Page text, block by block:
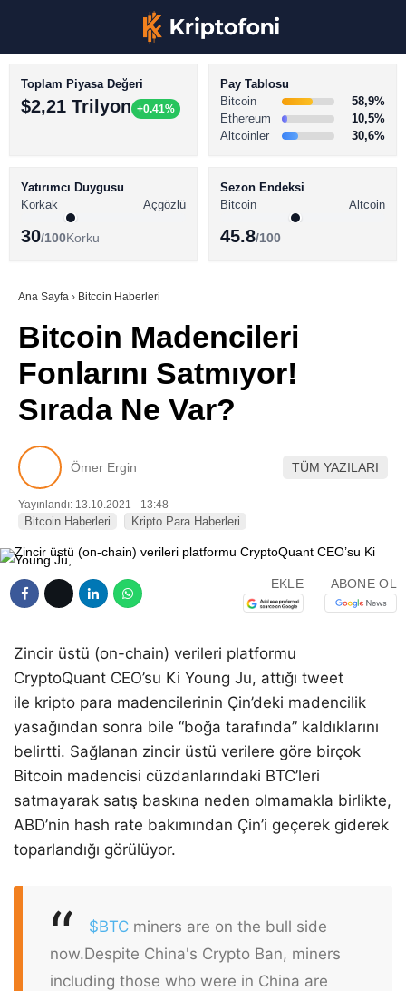
Youtube
TikTok
BİTCOİN HABERLERİ
ALTCOİN HABERLERİ
SÖZLÜK
Toplam Piyasa Değeri
$2,21 Trilyon +0.41%
Pay Tablosu
Bitcoin
58,9%
Ethereum
10,5%
Altcoinler
30,6%
Yatırımcı Duygusu
Korkak
Açgözlü
30/100Korku
Sezon Endeksi
Bitcoin
Altcoin
45.8/100
Ana Sayfa › Bitcoin Haberleri
Bitcoin Madencileri
Fonlarını Satmıyor!
Sırada Ne Var?
Ömer Ergin TÜM YAZILARI
Yayınlandı: 13.10.2021 - 13:48
Bitcoin Haberleri Kripto Para Haberleri
EKLE ABONE OL
Zincir üstü (on-chain) verileri platformu
CryptoQuant CEO’su Ki Young Ju, attığı tweet
ile kripto para madencilerinin Çin’deki madencilik
yasağından sonra bile “boğa tarafında” kaldıklarını
belirtti. Sağlanan zincir üstü verilere göre birçok
Bitcoin madencisi cüzdanlarındaki BTC’leri
satmayarak satış baskına neden olmamakla birlikte,
ABD’nin hash rate bakımından Çin’i geçerek giderek
toparlandığı görülüyor.
$BTC miners are on the bull side
now.Despite China's Crypto Ban, miners
including those who were in China are